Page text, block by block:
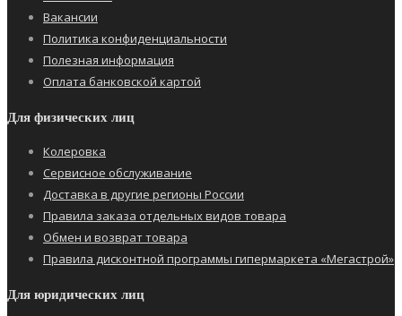
Вакансии
Политика конфиденциальности
Полезная информация
Оплата банковской картой
Для физических лиц
Колеровка
Сервисное обслуживание
Доставка в другие регионы России
Правила заказа отдельных видов товара
Обмен и возврат товара
Правила дисконтной программы гипермаркета «Мегастрой»
Для юридических лиц